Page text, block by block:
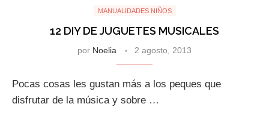
MANUALIDADES NIÑOS
12 DIY DE JUGUETES MUSICALES
por Noelia 2 agosto, 2013
Pocas cosas les gustan más a los peques que
disfrutar de la música y sobre …